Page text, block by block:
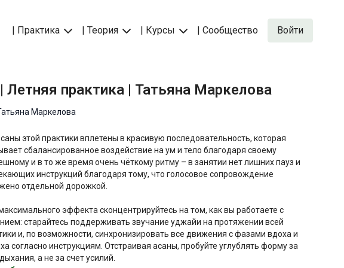
| Практика | Теория | Курсы | Сообщество Войти
Летняя практика | Татьяна Маркелова
Маркелова
этой практики вплетены в красивую последовательность, которая
сбалансированное воздействие на ум и тело благодаря своему
и в то же время очень чёткому ритму – в занятии нет лишних пауз и
инструкций благодаря тому, что голосовое сопровождение
отдельной дорожкой.
эффекта сконцентрируйтесь на том, как вы работаете с
старайтесь поддерживать звучание уджайи на протяжении всей
и, по возможности, синхронизировать все движения с фазами вдоха и
согласно инструкциям. Отстраивая асаны, пробуйте углублять форму за
а не за счет усилий.